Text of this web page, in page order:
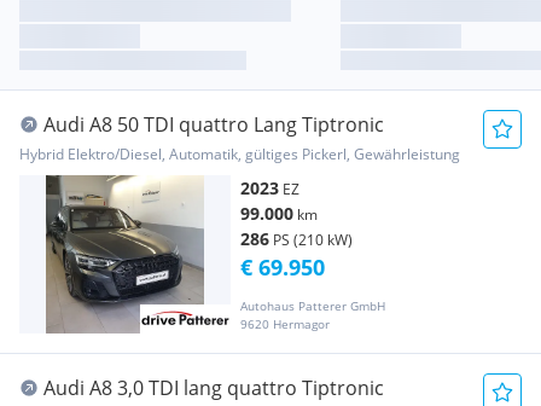
Audi A8 50 TDI quattro Lang Tiptronic
Hybrid Elektro/Diesel, Automatik, gültiges Pickerl, Gewährleistung
2023 EZ
99.000 km
286 PS (210 kW)
Autohaus Patterer GmbH
9620 Hermagor
€ 69.950
Audi A8 3,0 TDI lang quattro Tiptronic